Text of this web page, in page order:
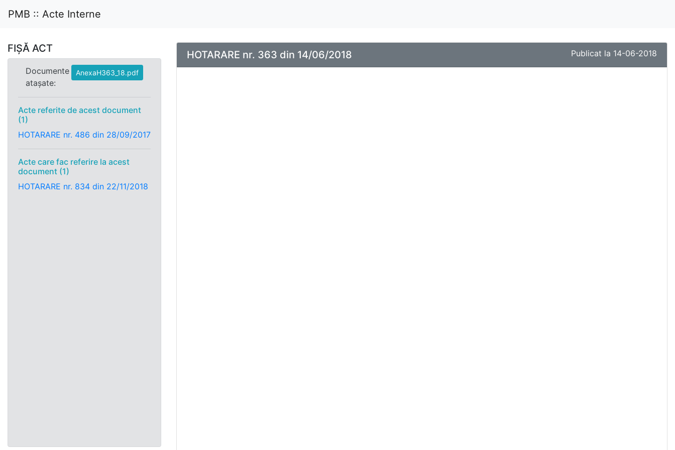
PMB :: Acte Interne
FIȘĂ ACT
Documente
atașate:
AnexaH363_18.pdf
Acte referite de acest document
(1)
HOTARARE nr. 486 din 28/09/2017
Acte care fac referire la acest
document (1)
HOTARARE nr. 834 din 22/11/2018
HOTARARE nr. 363 din 14/06/2018 Publicat la 14-06-2018